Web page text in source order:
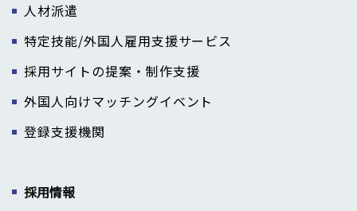
人材派遣
特定技能/外国人雇用支援サービス
採用サイトの提案・制作支援
外国人向けマッチングイベント
登録支援機関
採用情報